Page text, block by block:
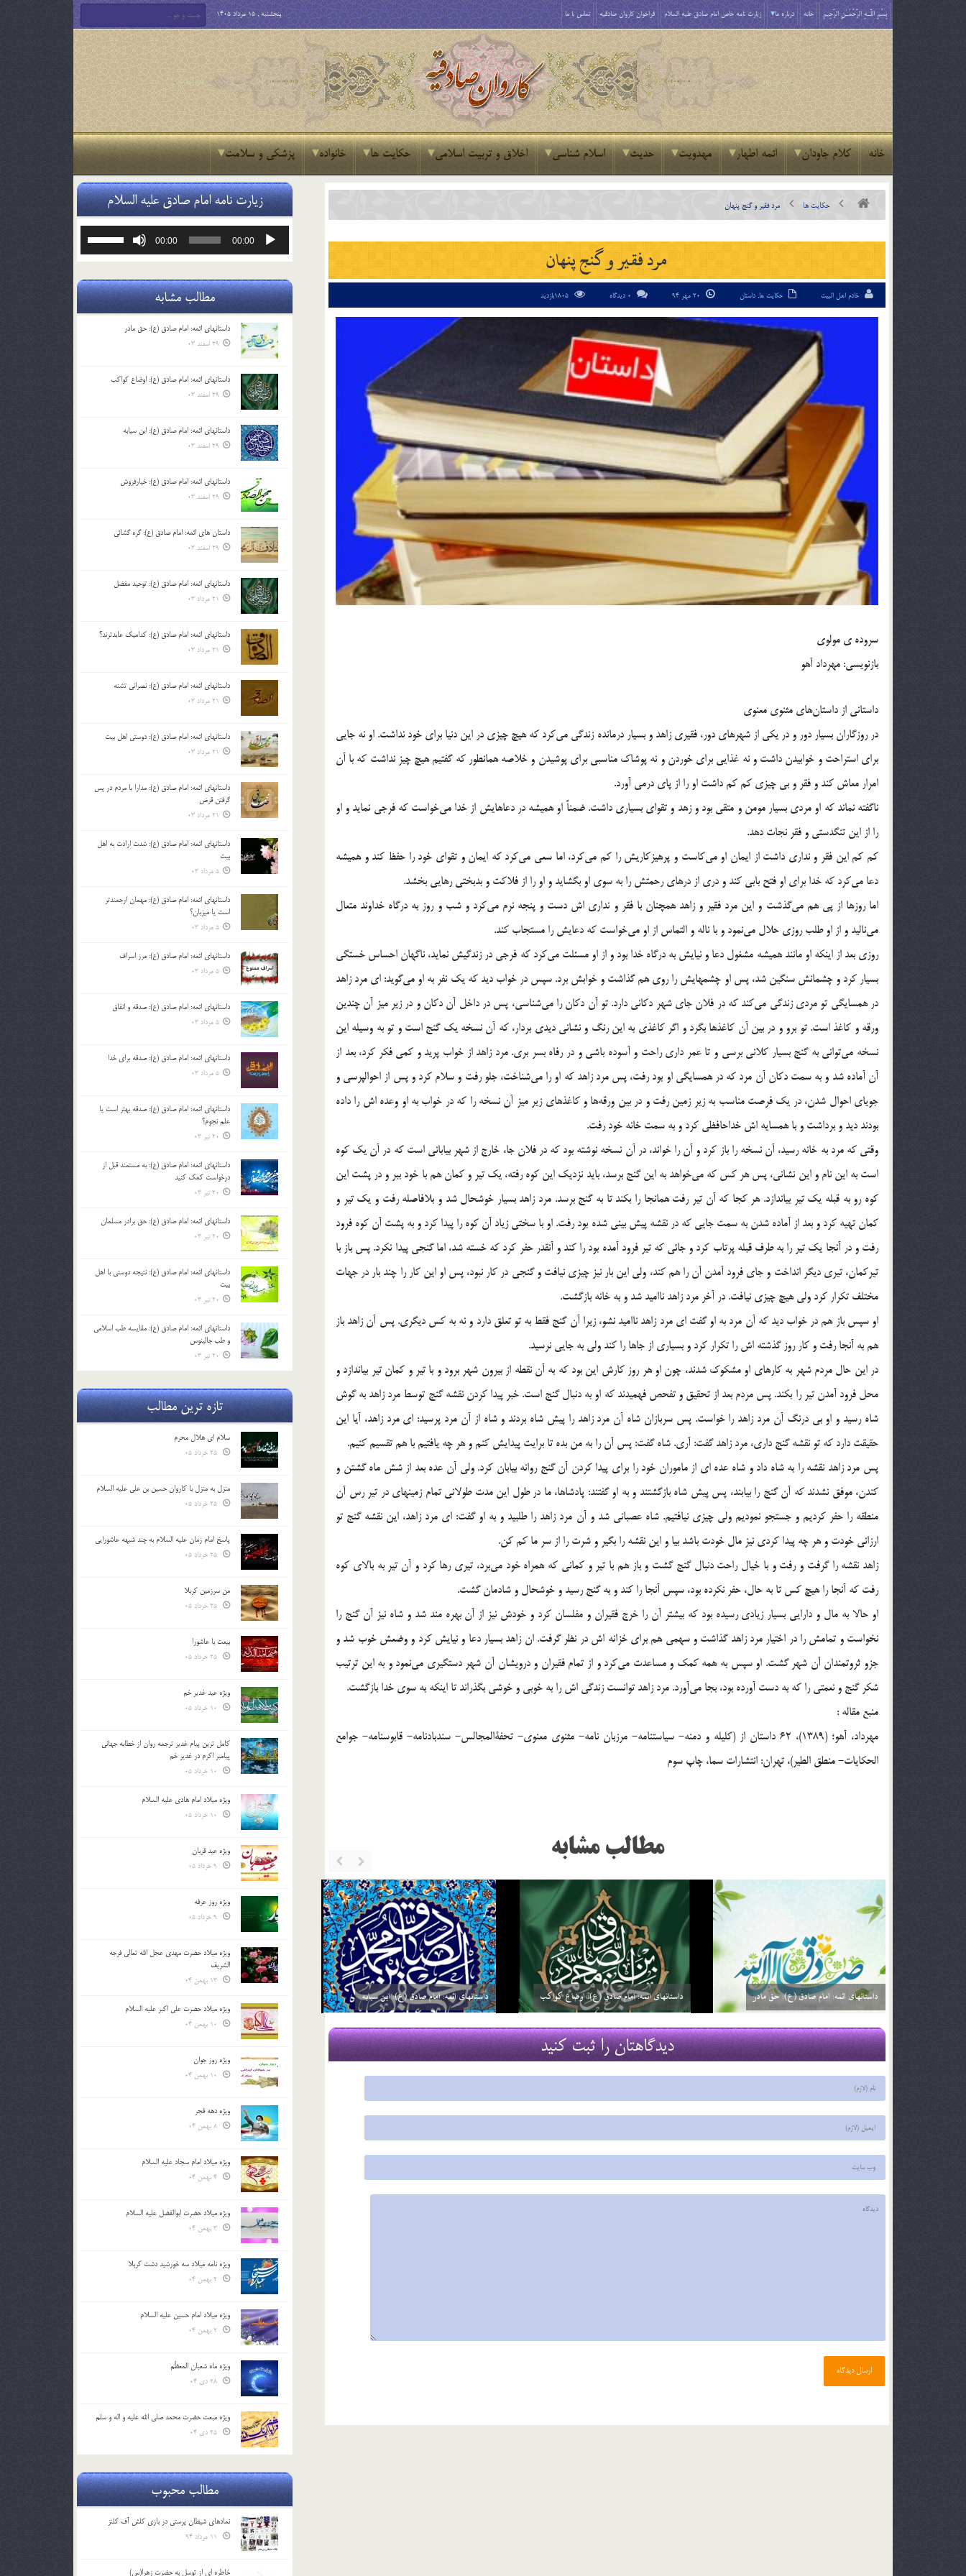
بِسْمِ اللَّـهِ الرَّحْمَـٰنِ الرَّحِيمِ خانه درباره ما زیارت نامه خاص امام صادق علیه السلام فراخوان کاروان صادقیه تماس با ما پنجشنبه , 15 مرداد 1405
خانه کلام جاودان ائمه اطهار مهدویت حدیث اسلام شناسی اخلاق و تربیت اسلامی حکایت ها خانواده پزشکی و سلامت
حکایت ها مرد فقیر و گنج پنهان
مرد فقیر و گنج پنهان
خادم اهل البیت حکایت ها, داستان 0 دیدگاه
سروده ی مولوی
بازنویسی: مهرداد آهو
داستانی از داستان‌های مثنوی معنوی
در روزگاران بسیار دور و در یکی از شهرهای دور، فقیری زاهد و بسیار درمانده زندگی می‌کرد که هیچ چیزی در این دنیا برای خود نداشت. او نه جایی
برای استراحت و خوابیدن داشت و نه غذایی برای خوردن و نه پوشاک مناسبی برای پوشیدن و خلاصه همانطور که گفتیم هیچ چیز نداشت که با آن
امرار معاش کند و فقر و بی چیزی کم کم داشت او را از پای درمی آورد.
ناگفته نماند که او مردی بسیار مومن و متقی بود و زهد و تقوای بسیاری داشت. ضمناً او همیشه در دعاهایش از خدا می‌خواست که فرجی نماید و او
را از این تنگدستی و فقر نجات دهد.
کم کم این فقر و نداری داشت از ایمان او می‌کاست و پرهیزکاریش را کم می‌کرد، اما سعی می‌کرد که ایمان و تقوای خود را حفظ کند و همیشه
دعا می‌کرد که خدا برای او فتح بابی کند و دری از درهای رحمتش را به سوی او بگشاید و او را از فلاکت و بدبختی رهایی بخشد.
اما روزها از پی هم می‌گذشت و این مرد فقیر و زاهد همچنان با فقر و نداری اش دست و پنجه نرم می‌کرد و شب و روز به درگاه خداوند متعال
می‌نالید و از او طلب روزی حلال می‌نمود و با ناله و التماس از او می‌خواست که دعایش را مستجاب کند.
روزی بعد از اینکه او مانند همیشه مشغول دعا و نیایش به درگاه خدا بود و از او مسئلت می‌کرد که فرجی در زندگیش نماید، ناگهان احساس خستگی
بسیار کرد و چشمانش سنگین شد، پس او چشمهایش را روی هم گذاشت و خوابش برد. سپس در خواب دید که یک نفر به او می‌گوید: ای مرد زاهد
در همسایگی تو مردی زندگی می‌کند که در فلان جای شهر دکانی دارد. تو آن دکان را می‌شناسی، پس در داخل آن دکان و در زیر میز آن چندین
ورقه و کاغذ است. تو برو و در بین آن کاغذها بگرد و اگر کاغذی به این رنگ و نشانی دیدی بردار، که آن نسخه یک گنج است و تو به وسیله این
نسخه می‌توانی به گنج بسیار کلانی برسی و تا عمر داری راحت و آسوده باشی و در رفاه بسر بری. مرد زاهد از خواب پرید و کمی فکر کرد، بعد از
آن آماده شد و به سمت دکان آن مرد که در همسایگی او بود رفت، پس مرد زاهد که او را می‌شناخت، جلو رفت و سلام کرد و پس از احوالپرسی و
جویای احوال شدن، در یک فرصت مناسب به زیر زمین رفت و در بین ورقه‌ها و کاغذهای زیر میز آن نسخه را که در خواب به او وعده اش را داده
بودند دید و برداشت و با همسایه اش خداحافظی کرد و به سمت خانه خود رفت.
وقتی که مرد به خانه رسید، آن نسخه را باز کرد و آن را خواند، در آن نسخه نوشته بود که در فلان جا، خارج از شهر بیابانی است که در آن یک کوه
است به این نام و این نشانی، پس هر کس که می‌خواهد به این گنج برسد، باید نزدیک این کوه رفته، یک تیر و کمان هم با خود ببر و در پشت این
کوه رو به قبله یک تیر بیاندازد. هر کجا که آن تیر رفت همانجا را بکند تا به گنج برسد. مرد زاهد بسیار خوشحال شد و بلافاصله رفت و یک تیر و
کمان تهیه کرد و بعد از آماده شدن به سمت جایی که در نقشه پیش بینی شده بود رفت. او با سختی زیاد آن کوه را پیدا کرد و به پشت آن کوه فرود
رفت و در آنجا یک تیر را به طرف قبله پرتاب کرد و جائی که تیر فرود آمده بود را کند و آنقدر حفر کرد که خسته شد، اما گنجی پیدا نکرد. پس باز با
تیرکمان، تیری دیگر انداخت و جای فرود آمدن آن را هم کند، ولی این بار نیز چیزی نیافت و گنجی در کار نبود، پس او این کار را چند بار در جهات
مختلف تکرار کرد ولی هیچ چیزی نیافت. در آخر مرد زاهد ناامید شد و به خانه بازگشت.
او سپس باز هم در خواب دید که آن مرد به او گفت ای مرد زاهد ناامید نشو، زیرا آن گنج فقط به تو تعلق دارد و نه به کس دیگری. پس آن زاهد باز
هم به آنجا رفت و کار روز گذشته اش را تکرار کرد و بسیاری از جاها را کند ولی به جایی نرسید.
در این حال مردم شهر به کارهای او مشکوک شدند، چون او هر روز کارش این بود که به آن نقطه از بیرون شهر برود و با تیر و کمان تیر بیاندازد و
محل فرود آمدن تیر را بکند. پس مردم بعد از تحقیق و تفحص فهمیدند که او به دنبال گنج است. خبر پیدا کردن نقشه گنج توسط مرد زاهد به گوش
شاه رسید و او بی درنگ آن مرد زاهد را خواست. پس سربازان شاه آن مرد زاهد را پیش شاه بردند و شاه از آن مرد پرسید: ای مرد زاهد، آیا این
حقیقت دارد که تو نقشه گنج داری، مرد زاهد گفت: آری. شاه گفت: پس آن را به من بده تا برایت پیدایش کنم و هر چه یافتیم با هم تقسیم کنیم.
پس مرد زاهد نقشه را به شاه داد و شاه عده ای از ماموران خود را برای پیدا کردن آن گنج روانه بیابان کرد. ولی آن عده بعد از شش ماه گشتن و
کندن، موفق نشدند که آن گنج را بیابند، پس پیش شاه بازگشتند و به او گفتند: پادشاها، ما در طول این مدت طولانی تمام زمینهای در تیر رس آن
منطقه را حفر کردیم و جستجو نمودیم ولی چیزی نیافتیم. شاه عصبانی شد و آن مرد زاهد را طلبید و به او گفت: ای مرد زاهد، این نقشه گنج تو
ارزانی خودت و هر چه پیدا کردی نیز مال خودت باشد بیا و این نقشه را بگیر و شرت را از سر ما کم کن.
زاهد نقشه را گرفت و رفت و با خیال راحت دنبال گنج گشت و باز هم با تیر و کمانی که همراه خود می‌برد، تیری رها کرد و آن تیر به بالای کوه
رفت که آنجا را هیچ کس تا به حال، حفر نکرده بود، سپس آنجا را کند و به گنج رسید و خوشحال و شادمان گشت.
او حالا به مال و دارایی بسیار زیادی رسیده بود که بیشتر آن را خرج فقیران و مفلسان کرد و خودش نیز از آن بهره مند شد و شاه نیز آن گنج را
نخواست و تمامش را در اختیار مرد زاهد گذاشت و سهمی هم برای خزانه اش در نظر گرفت. ان زاهد بسیار دعا و نیایش کرد و وضعش خوب شد و
جزو ثروتمندان آن شهر گشت. او سپس به همه کمک و مساعدت می‌کرد و از تمام فقیران و درویشان آن شهر دستگیری می‌نمود و به این ترتیب
شکر گنج و نعمتی را که به دست آورده بود، بجا می‌آورد. مرد زاهد توانست زندگی اش را به خوبی و خوشی بگذراند تا اینکه به سوی خدا بازگشت.
منبع مقاله :
مهرداد، آهو؛ (1389)، 62 داستان از (کلیله و دمنه- سیاستنامه- مرزبان نامه- مثنوی معنوی- تحفةالمجالس- سندبادنامه- قابوسنامه- جوامع
الحکایات- منطق الطیر)، تهران: انتشارات سما، چاپ سوم
مطالب مشابه
داستانهای ائمه: امام صادق (ع): خیارفروش
29 اسفند 03
داستان های ائمه: امام صادق (ع): گره گشائی
29 اسفند 03
داستانهای ائمه: امام صادق (ع): توحید مفضل
21 مرداد 03
دیدگاهتان را ثبت کنید
زیارت نامه امام صادق علیه السلام
پخش‌کننده
00:00
00:00
یا
صدا
کلیدهای
مطالب مشابه
داستانهای ائمه: امام صادق (ع): حق مادر
29 اسفند 03
داستانهای ائمه: امام صادق (ع): اوضاع کواکب
29 اسفند 03
داستانهای ائمه: امام صادق (ع): ابن سیابه
29 اسفند 03
داستانهای ائمه: امام صادق (ع): خیارفروش
29 اسفند 03
داستان های ائمه: امام صادق (ع): گره گشائی
29 اسفند 03
داستانهای ائمه: امام صادق (ع): توحید مفضل
21 مرداد 03
داستانهای ائمه: امام صادق (ع): کدامیک عابدترند؟
21 مرداد 03
داستانهای ائمه: امام صادق (ع): نصرانی تشنه
21 مرداد 03
داستانهای ائمه: امام صادق (ع): دوستی اهل بیت
21 مرداد 03
داستانهای ائمه: امام صادق (ع): مدارا با مردم در پس
گرفتن قرض
21 مرداد 03
داستانهای ائمه: امام صادق (ع): شدت ارادت به اهل
بیت
5 مرداد 03
داستانهای ائمه: امام صادق (ع): مهمان ارجمندتر
است یا میزبان؟
5 مرداد 03
داستانهای ائمه: امام صادق (ع): مرز اسراف
5 مرداد 03
داستانهای ائمه: امام صادق (ع): صدقه و انفاق
5 مرداد 03
داستانهای ائمه: امام صادق (ع): صدقه برای خدا
5 مرداد 03
داستانهای ائمه: امام صادق (ع): صدقه بهتر است یا
علم نجوم؟
20 تیر 03
داستانهای ائمه: امام صادق (ع): به مستمند قبل از
درخواست کمک کنید
20 تیر 03
داستانهای ائمه: امام صادق (ع): حق برادر مسلمان
20 تیر 03
داستانهای ائمه: امام صادق (ع): نتیجه دوستی با اهل
بیت
20 تیر 03
داستانهای ائمه: امام صادق (ع): مقایسه طب اسلامی
و طب جالینوس
20 تیر 03
تازه ترین مطالب
سلام ای هلال محرم
منزل به منزل با کاروان حسین بن علی علیه السلام
پاسخ امام زمان علیه السلام به چند شبهه عاشورایی
من سرزمین کربلا
بیعت با عاشورا
ویژه عید غدیر خم
کامل ترین پیام غدیر ترجمه روان از خطابه جهانی
پیامبر اکرم در غدیر خم
ویژه میلاد امام هادی علیه السلام
ویژه عید قربان
ویژه روز عرفه
ویژه میلاد حضرت مهدی عجل الله تعالی فرجه
الشريف
ویژه میلاد حضرت علی اکبر علیه السلام
ویژه روز جوان
ویژه دهه فجر
ویژه میلاد امام سجاد علیه السلام
ویژه میلاد حضرت ابوالفضل علیه السلام
ویژه نامه میلاد سه خورشید دشت کربلا
ویژه میلاد امام حسین علیه السلام
ویژه ماه شعبان المعظّم
ویژه مبعث حضرت محمد صلی الله علیه و اله و سلم
مطالب محبوب
نمادهای شیطان پرستی در بازی کلش آف کلنز
خاطره ای از توسل به حضرت زهرا(س)